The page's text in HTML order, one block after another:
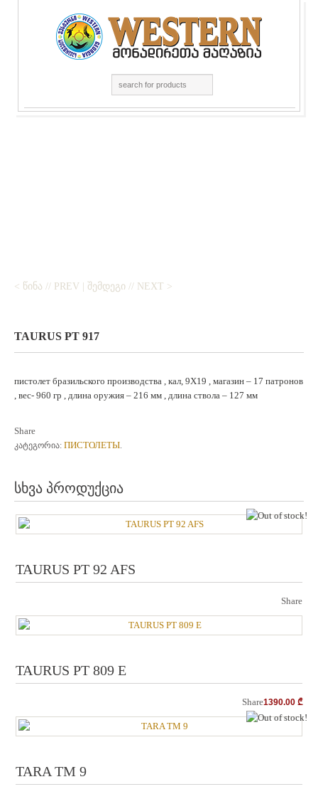
< ᲬᲘᲜᲐ // PREV | ᲨᲔᲛᲓᲔᲒᲘ // NEXT >
TAURUS PT 917
пистолет бразильского производства , кал, 9X19 , магазин – 17 патронов
, вес- 960 гр , длина оружия – 216 мм , длина ствола – 127 мм
Share
კატეგორია: ПИСТОЛЕТЫ
სხვა პროდუქცია
TAURUS PT 92 AFS
Share
TAURUS PT 809 E
1390.00 ₾
Share
TARA TM 9